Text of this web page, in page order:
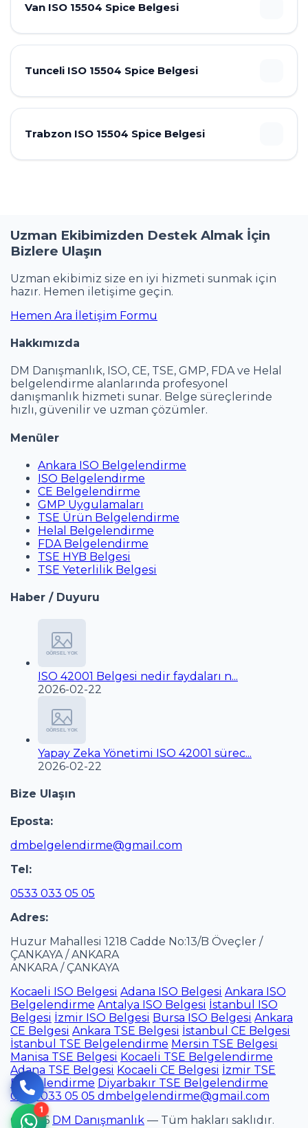
Van ISO 15504 Spice Belgesi
Tunceli ISO 15504 Spice Belgesi
Trabzon ISO 15504 Spice Belgesi
Uzman Ekibimizden Destek Almak İçin
Bizlere Ulaşın
Uzman ekibimiz size en iyi hizmeti sunmak için
hazır. Hemen iletişime geçin.
Hemen Ara İletişim Formu
Hakkımızda
DM Danışmanlık, ISO, CE, TSE, GMP, FDA ve Helal
belgelendirme alanlarında profesyonel
danışmanlık hizmeti sunar. Belge süreçlerinde
hızlı, güvenilir ve uzman çözümler.
Menüler
Ankara ISO Belgelendirme
ISO Belgelendirme
CE Belgelendirme
GMP Uygulamaları
TSE Ürün Belgelendirme
Helal Belgelendirme
FDA Belgelendirme
TSE HYB Belgesi
TSE Yeterlilik Belgesi
Haber / Duyuru
ISO 42001 Belgesi nedir faydaları n...
2026-02-22
Yapay Zeka Yönetimi ISO 42001 sürec...
2026-02-22
Bize Ulaşın
Eposta:
dmbelgelendirme@gmail.com
Tel:
0533 033 05 05
Adres:
Huzur Mahallesi 1218 Cadde No:13/B Öveçler /
ÇANKAYA / ANKARA
ANKARA / ÇANKAYA
Kocaeli ISO Belgesi Adana ISO Belgesi Ankara ISO
Belgelendirme Antalya ISO Belgesi İstanbul ISO
Belgesi İzmir ISO Belgesi Bursa ISO Belgesi Ankara
CE Belgesi Ankara TSE Belgesi İstanbul CE Belgesi
İstanbul TSE Belgelendirme Mersin TSE Belgesi
Manisa TSE Belgesi Kocaeli TSE Belgelendirme
Adana TSE Belgesi Kocaeli CE Belgesi İzmir TSE
Belgelendirme Diyarbakır TSE Belgelendirme
0533 033 05 05 dmbelgelendirme@gmail.com
© 2026 DM Danışmanlık — Tüm hakları saklıdır.